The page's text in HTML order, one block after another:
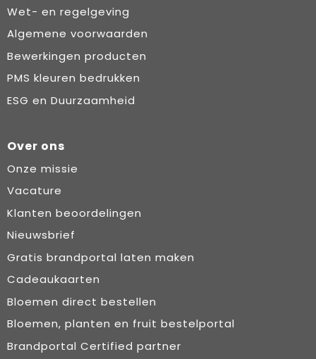
Wet- en regelgeving
Algemene voorwaarden
Bewerkingen producten
PMS kleuren bedrukken
ESG en Duurzaamheid
Over ons
Onze missie
Vacature
Klanten beoordelingen
Nieuwsbrief
Gratis brandportal laten maken
Cadeaukaarten
Bloemen direct bestellen
Bloemen, planten en fruit bestelportal
Brandportal Certified partner